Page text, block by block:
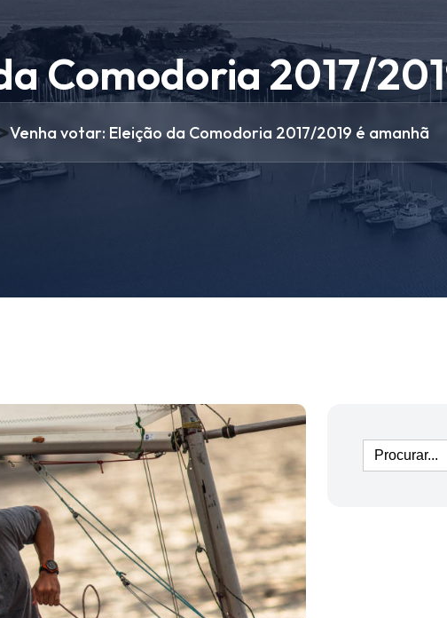
Comodoria 2017/
Venha votar: Eleição da Comodoria 2017/2019 é amanhã